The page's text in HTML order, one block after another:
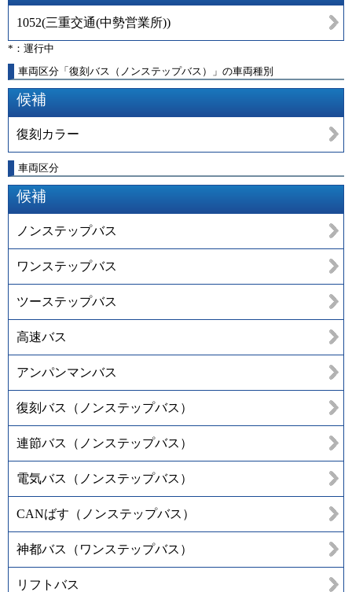
1052(三重交通(中勢営業所))
*：運行中
車両区分「復刻バス（ノンステップバス）」の車両種別
候補
復刻カラー
車両区分
候補
ノンステップバス
ワンステップバス
ツーステップバス
高速バス
アンパンマンバス
復刻バス（ノンステップバス）
連節バス（ノンステップバス）
電気バス（ノンステップバス）
CANばす（ノンステップバス）
神都バス（ワンステップバス）
リフトバス